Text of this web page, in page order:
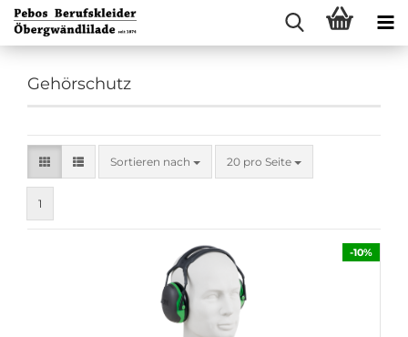
Gehörschutz
Sortieren nach
Sortieren nach 20 pro Seite
pro Seite
1
-10%